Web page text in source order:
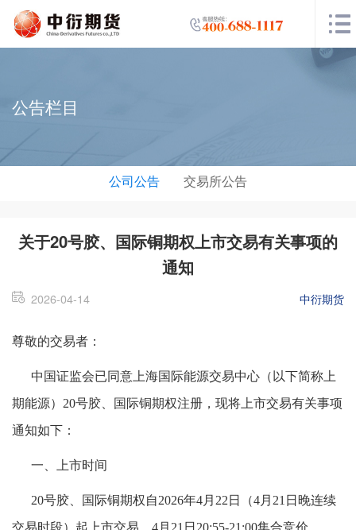
公告栏目
公司公告 交易所公告
关于20号胶、国际铜期权上市交易有关事项的
通知
2026-04-14 中衍期货
尊敬的交易者：
中国证监会已同意上海国际能源交易中心（以下简称上
期能源）20号胶、国际铜期权注册，现将上市交易有关事项
通知如下：
一、上市时间
20号胶、国际铜期权自2026年4月22日（4月21日晚连续
交易时段）起上市交易，4月21日20:55-21:00集合竞价，